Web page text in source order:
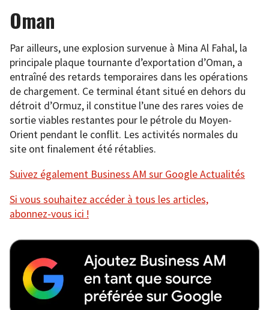
Oman
Par ailleurs, une explosion survenue à Mina Al Fahal, la
principale plaque tournante d’exportation d’Oman, a
entraîné des retards temporaires dans les opérations
de chargement. Ce terminal étant situé en dehors du
détroit d’Ormuz, il constitue l’une des rares voies de
sortie viables restantes pour le pétrole du Moyen-
Orient pendant le conflit. Les activités normales du
site ont finalement été rétablies.
Suivez également Business AM sur Google Actualités
Si vous souhaitez accéder à tous les articles,
abonnez-vous ici !